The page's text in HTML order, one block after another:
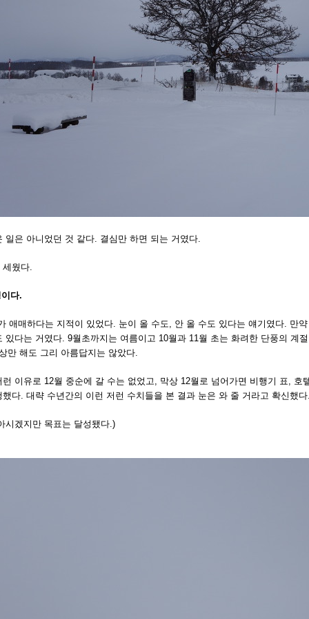
일은 아니었던 것 같다. 결심만 하면 되는 거였다.
세웠다.
다.
애매하다는 지적이 있었다. 눈이 올 수도, 안 올 수도 있다는 얘기였다. 만
있다는 거였다. 9월초까지는 여름이고 10월과 11월 초는 화려한 단풍의 계
만 해도 그리 아름답지는 않았다.
이유로 12월 중순에 갈 수는 없었고, 막상 12월로 넘어가면 비행기 표,
했다. 대략 수년간의 이런 저런 수치들을 본 결과 눈은 와 줄 거라고 확신했
시겠지만 목표는 달성됐다.)